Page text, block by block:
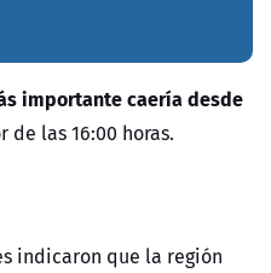
importante caería desde
las 16:00 horas.
indicaron que la región